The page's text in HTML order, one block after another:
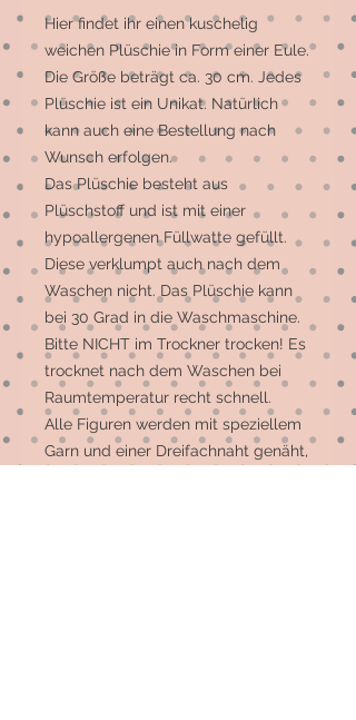
Hier findet ihr einen kuschelig
weichen Plüschie in Form einer Eule.
Die Größe beträgt ca. 30 cm. Jedes
Plüschie ist ein Unikat. Natürlich
kann auch eine Bestellung nach
Wunsch erfolgen.
Das Plüschie besteht aus
Plüschstoff und ist mit einer
hypoallergenen Füllwatte gefüllt.
Diese verklumpt auch nach dem
Waschen nicht. Das Plüschie kann
bei 30 Grad in die Waschmaschine.
Bitte NICHT im Trockner trocken! Es
trocknet nach dem Waschen bei
Raumtemperatur recht schnell.
Alle Figuren werden mit speziellem
Garn und einer Dreifachnaht genäht,